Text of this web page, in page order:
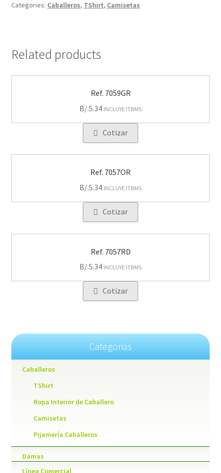
Categories: Caballeros, TShirt, Camisetas
Related products
Ref. 7059GR
B/.5.34 INCLUYE ITBMS
Cotizar
Ref. 7057OR
B/.5.34 INCLUYE ITBMS
Cotizar
Ref. 7057RD
B/.5.34 INCLUYE ITBMS
Cotizar
Categorias
Caballeros
TShirt
Ropa Interior de Caballero
Camisetas
Pijamería Caballeros
Damas
Línea Comercial